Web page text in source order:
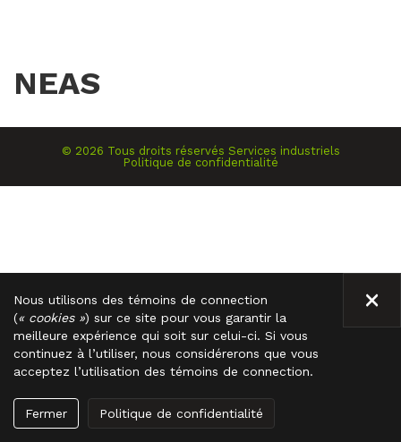
NEAS
© 2026 Tous droits réservés Services industriels
Politique de confidentialité
Nous utilisons des témoins de connection
(« cookies ») sur ce site pour vous garantir la
meilleure expérience qui soit sur celui-ci. Si vous
continuez à l’utiliser, nous considérerons que vous
acceptez l’utilisation des témoins de connection.
Fermer Politique de confidentialité